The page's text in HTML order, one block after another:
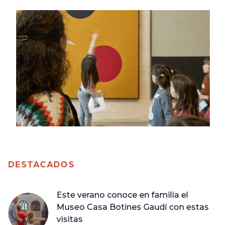
DESTACADOS
Este verano conoce en familia el
Museo Casa Botines Gaudí con estas
visitas